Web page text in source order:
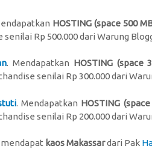
HOSTING (space 500
Rp 500.000 dari Warung
. Mendapatkan HOSTING (space
senilai Rp 300.000 dari
. Mendapatkan HOSTING
senilai Rp 200.000 dari
kaos Makassardari Pak